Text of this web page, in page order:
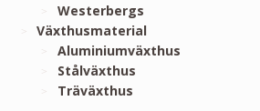
Westerbergs
Växthusmaterial
Aluminiumväxthus
Stålväxthus
Träväxthus